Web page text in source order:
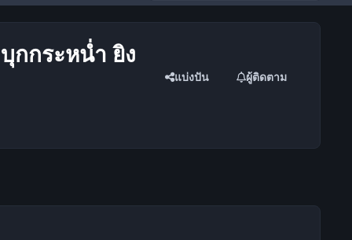
กระหน่ำ ยิง
แบ่งปัน ผู้ติดตาม